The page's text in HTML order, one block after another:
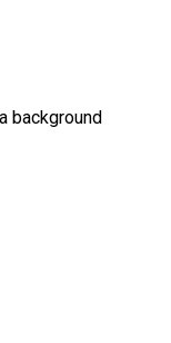
background